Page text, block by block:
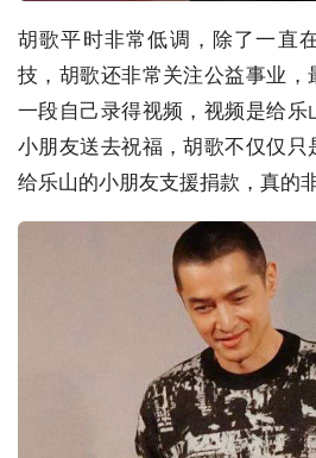
胡歌平时非常低调，除了一直
技，胡歌还非常关注公益事业，
一段自己录得视频，视频是给乐
小朋友送去祝福，胡歌不仅仅只
给乐山的小朋友支援捐款，真的